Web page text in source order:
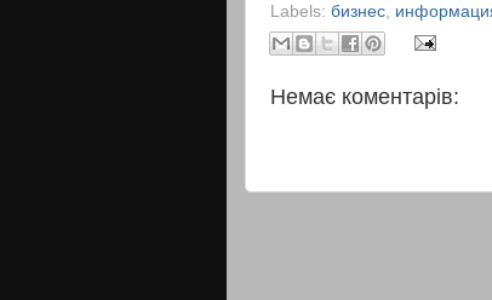
Labels: бизнес
Немає коментарів: